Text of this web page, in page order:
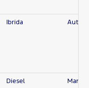
Ibrida
Diesel